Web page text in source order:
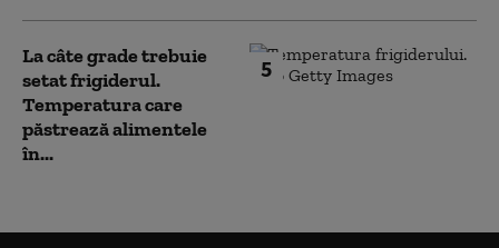
5
La câte grade trebuie
setat frigiderul.
Temperatura care
păstrează alimentele
în...